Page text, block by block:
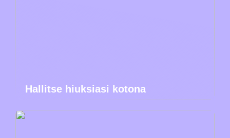
Hallitse hiuksiasi kotona